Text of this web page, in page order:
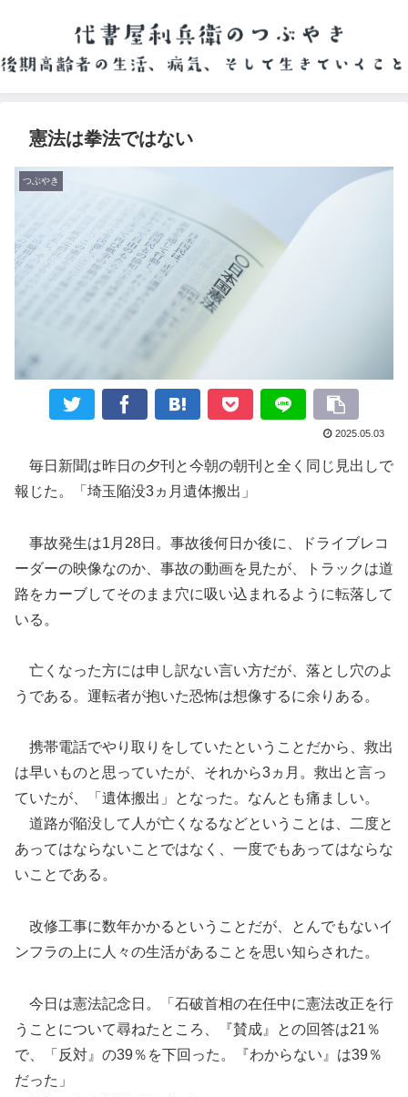
憲法は拳法ではない
つぶやき
2025.05.03
毎日新聞は昨日の夕刊と今朝の朝刊と全く同じ見出しで
報じた。「埼玉陥没3ヵ月遺体搬出」
事故発生は1月28日。事故後何日か後に、ドライブレコ
ーダーの映像なのか、事故の動画を見たが、トラックは道
路をカーブしてそのまま穴に吸い込まれるように転落して
いる。
亡くなった方には申し訳ない言い方だが、落とし穴のよ
うである。運転者が抱いた恐怖は想像するに余りある。
携帯電話でやり取りをしていたということだから、救出
は早いものと思っていたが、それから3ヵ月。救出と言っ
ていたが、「遺体搬出」となった。なんとも痛ましい。
道路が陥没して人が亡くなるなどということは、二度と
あってはならないことではなく、一度でもあってはならな
いことである。
改修工事に数年かかるということだが、とんでもないイ
ンフラの上に人々の生活があることを思い知らされた。
今日は憲法記念日。「石破首相の在任中に憲法改正を行
うことについて尋ねたところ、『賛成』との回答は21％
で、「反対』の39％を下回った。『わからない』は39％
だった」